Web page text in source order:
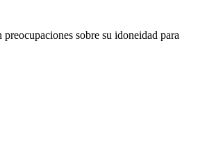
sobre su idoneidad para